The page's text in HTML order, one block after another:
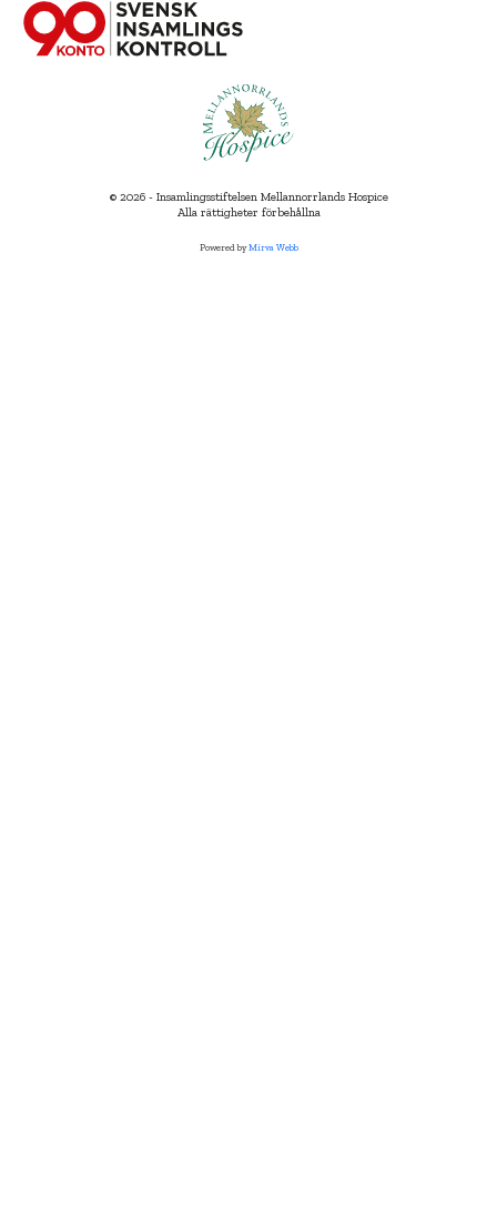
© 2026 - Insamlingsstiftelsen Mellannorrlands Hospice
Alla rättigheter förbehållna
Powered by Mirva Webb